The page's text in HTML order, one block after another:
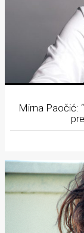
Mirna Paočić: